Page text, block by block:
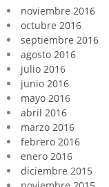
noviembre 2016
octubre 2016
septiembre 2016
agosto 2016
julio 2016
junio 2016
mayo 2016
abril 2016
marzo 2016
febrero 2016
enero 2016
diciembre 2015